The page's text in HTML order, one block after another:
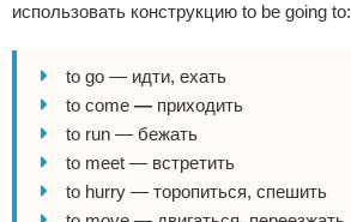
использовать конструкцию to be going to:
to go — идти, ехать
to come — приходить
to run — бежать
to meet — встретить
to hurry — торопиться, спешить